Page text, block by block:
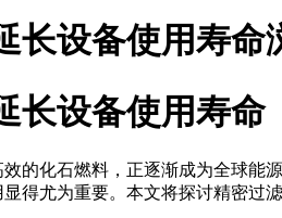
长设备使用寿命‌
长设备使用寿命
的化石燃料，正逐渐成为全球
得尤为重要。本文将探讨精密过